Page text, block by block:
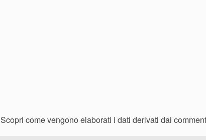
Scopri come vengono elaborati i dati derivati dai